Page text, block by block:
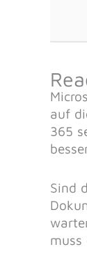
auf
365
Sind
muss